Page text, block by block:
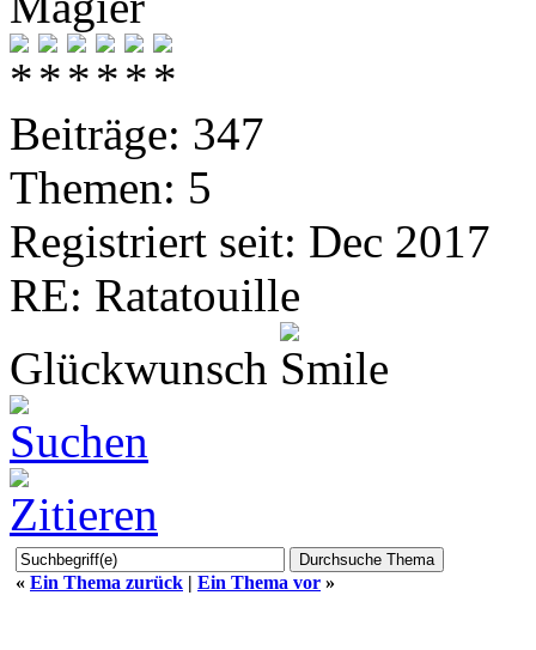
Beiträge: 347
Themen: 5
Registriert seit: Dec 2017
RE: Ratatouille
Glückwunsch
« Ein Thema zurück | Ein Thema vor »